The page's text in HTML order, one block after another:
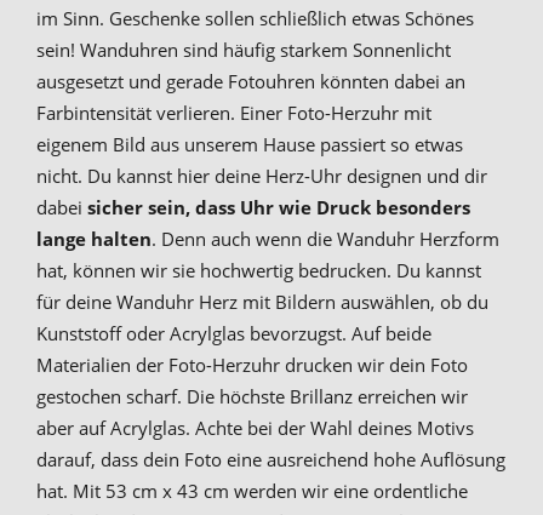
im Sinn. Geschenke sollen schließlich etwas Schönes
sein! Wanduhren sind häufig starkem Sonnenlicht
ausgesetzt und gerade Fotouhren könnten dabei an
Farbintensität verlieren. Einer Foto-Herzuhr mit
eigenem Bild aus unserem Hause passiert so etwas
nicht. Du kannst hier deine Herz-Uhr designen und dir
dabei sicher sein, dass Uhr wie Druck besonders
lange halten. Denn auch wenn die Wanduhr Herzform
hat, können wir sie hochwertig bedrucken. Du kannst
für deine Wanduhr Herz mit Bildern auswählen, ob du
Kunststoff oder Acrylglas bevorzugst. Auf beide
Materialien der Foto-Herzuhr drucken wir dein Foto
gestochen scharf. Die höchste Brillanz erreichen wir
aber auf Acrylglas. Achte bei der Wahl deines Motivs
darauf, dass dein Foto eine ausreichend hohe Auflösung
hat. Mit 53 cm x 43 cm werden wir eine ordentliche